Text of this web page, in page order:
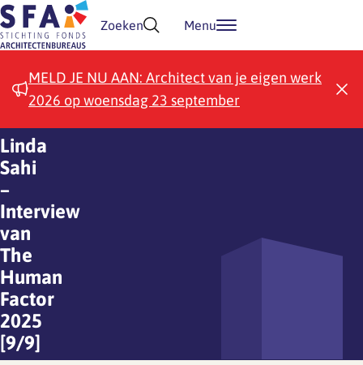
Doorgaan naar inhoud
Zoeken Menu
MELD JE NU AAN: Architect van je eigen werk
2026 op woensdag 23 september
Linda
Sahi
–
Interview
van
The
Human
Factor
2025
[9/9]